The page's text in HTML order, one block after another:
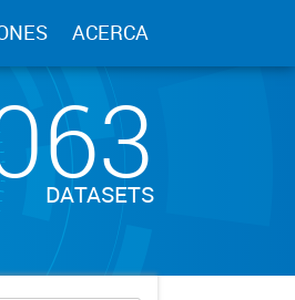
ACERCA
DATASETS